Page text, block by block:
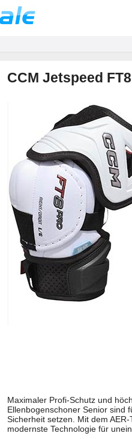
CCM Jetspeed
Maximaler Profi-Schutz und
Ellenbogenschoner Senior sind
Sicherheit setzen. Mit dem
modernste Technologie für